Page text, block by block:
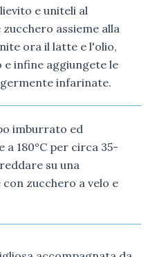
e uniteli al
assieme alla
ora il latte e l'olio,
infine aggiungete le
infarinate.
imburrato ed
180°C per circa 35-
su una
zucchero a velo e